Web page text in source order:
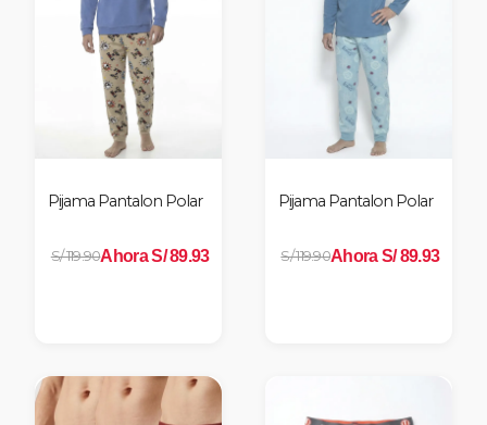
Pijama Pantalon Polar
S/ 119.90Ahora S/ 89.93
Pijama Pantalon Polar
S/ 119.90Ahora S/ 89.93